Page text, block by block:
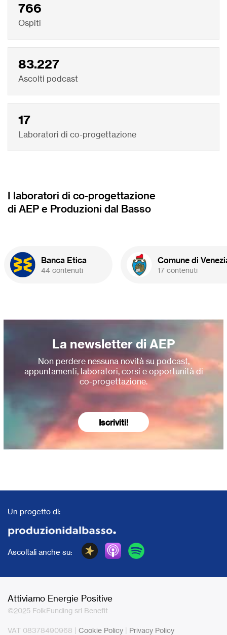
766
Ospiti
83.227
Ascolti podcast
17
Laboratori di co-progettazione
I laboratori di co-progettazione
di AEP e Produzioni dal Basso
Banca Etica
44 contenuti
Comune di
17 contenuti
La newsletter di AEP
Non perdere nessuna novità su podcast,
appuntamenti, laboratori, corsi e opportunità di
co-progettazione.
Iscriviti!
Un progetto di:
Ascoltali anche su:
Attiviamo Energie Positive
©2025 FolkFunding srl Benefit
VAT 08378490968 | Cookie Policy | Privacy Policy